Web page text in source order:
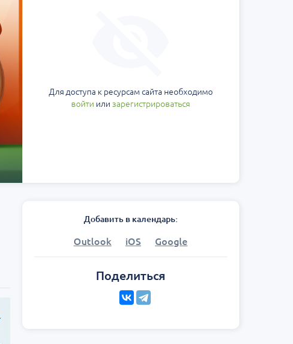
Для доступа к ресурсам сайта необходимо
войти или зарегистрироваться
Добавить в календарь:
Outlook iOS Google
Поделиться